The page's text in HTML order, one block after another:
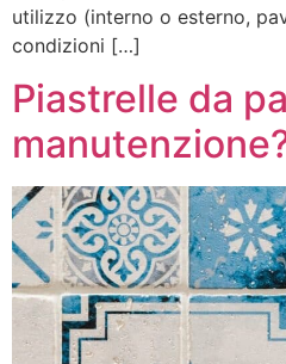
utilizzo (interno o esterno,
condizioni […]
Piastrelle da